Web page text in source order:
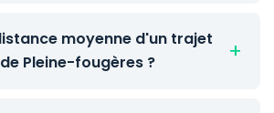
moyenne d'un trajet
Pleine-fougères ?